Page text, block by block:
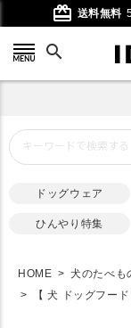
card_giftcard 送料無料
search
ドッグウェア
ひんやり特集
HOME 犬のたべも
【 犬 ドッグフー